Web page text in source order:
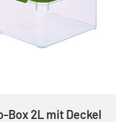
Box 2L mit Deckel